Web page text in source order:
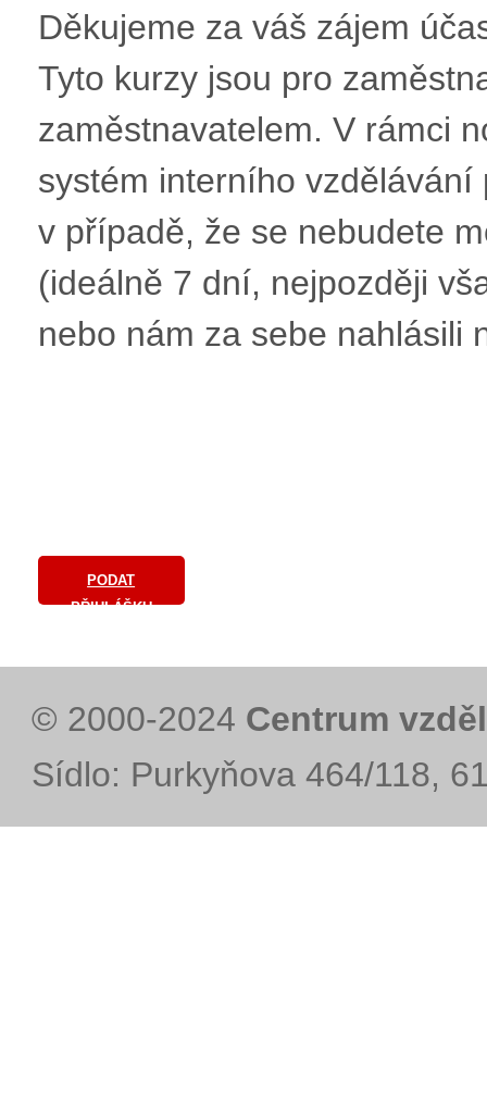
Děkujeme za váš zájem
Tyto kurzy jsou pro
zaměstnavatelem. V rámci
systém interního
v případě, že se nebudete
(ideálně 7 dní, nejpozději
nebo nám za sebe nahlásili
PODAT
PŘIHLÁŠKU
© 2000-2024 Centrum
Sídlo: Purkyňova 464/118,